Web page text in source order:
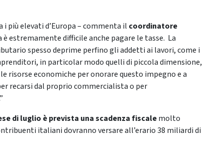
più elevati d’Europa – commenta il coordinatore
è estremamente difficile anche pagare le tasse. La
spesso deprime perfino gli addetti ai lavori, come i
in particolar modo quelli di piccola dimensione,
risorse economiche per onorare questo impegno e a
recarsi dal proprio commercialista o per
di luglio è prevista una scadenza fiscalemolto
italiani dovranno versare all’erario 38 miliardi di